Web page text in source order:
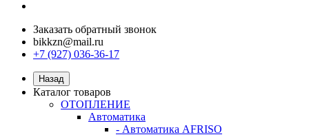
Заказать обратный звонок
bikkzn@mail.ru
+7 (927) 036-36-17
Назад
Каталог товаров
ОТОПЛЕНИЕ
Автоматика
- Автоматика AFRISO